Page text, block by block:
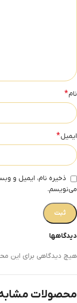
دیدگاهها
هیچ دیدگاهی برای این
نام*
ایمیل*
ذخیره نام، ایمیل و
می‌نویسم.
محصولات